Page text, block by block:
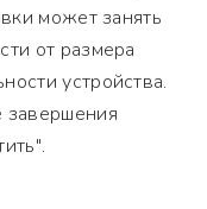
может занять
от размера
устройства.
завершения